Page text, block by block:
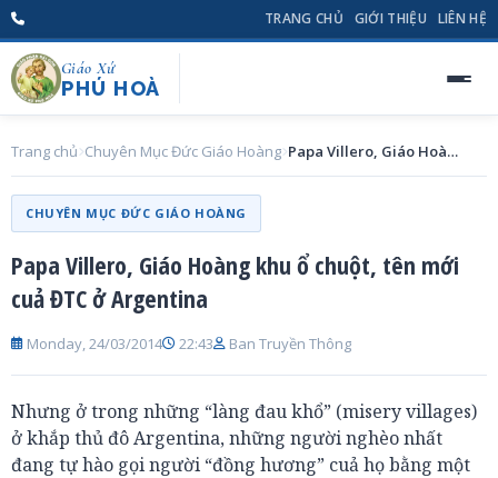
TRANG CHỦ GIỚI THIỆU LIÊN HỆ
Giáo Xứ
PHÚ HOÀ
Trang chủ Chuyên Mục Đức Giáo Hoàng Papa Villero, Giáo Hoàng khu ổ chuột, tên mới cuả ĐTC ở Argentina
CHUYÊN MỤC ĐỨC GIÁO HOÀNG
Papa Villero, Giáo Hoàng khu ổ chuột, tên mới
cuả ĐTC ở Argentina
Monday, 24/03/2014 22:43 Ban Truyền Thông
Nhưng ở trong những “làng đau khổ” (misery villages)
ở khắp thủ đô Argentina, những người nghèo nhất
đang tự hào gọi người “đồng hương” cuả họ bằng một